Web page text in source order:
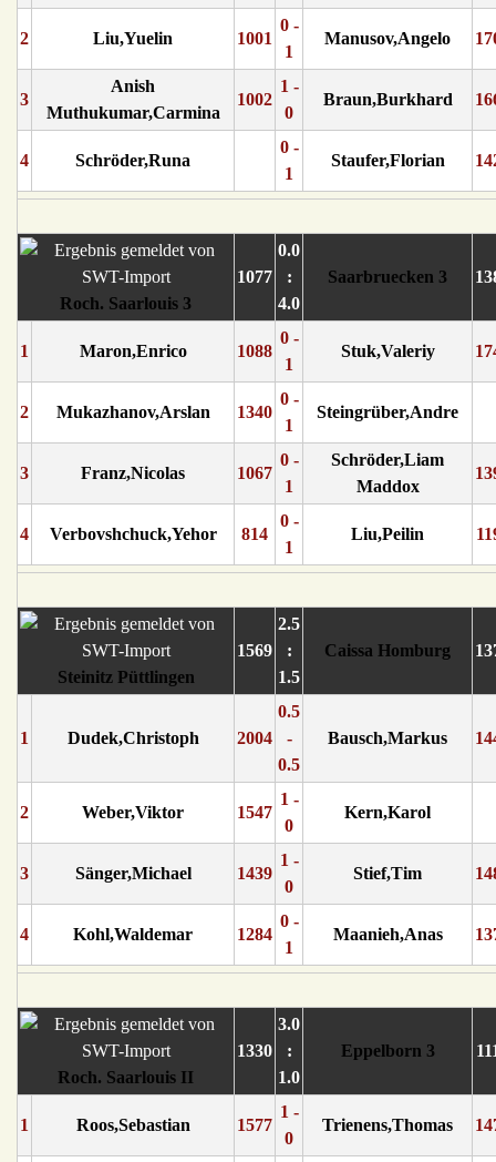
2 Liu,Yuelin 1001
0 -
1
Manusov,Angelo
3
Anish
Muthukumar,Carmina
1002
1 -
0
Braun,Burkhard
4 Schröder,Runa
0 -
1
Staufer,Florian
Roch. Saarlouis 3
1077
0.0
:
4.0
Saarbruecken 3
1 Maron,Enrico 1088
0 -
1
Stuk,Valeriy
2 Mukazhanov,Arslan 1340
0 -
1
Steingrüber,Andre
3 Franz,Nicolas 1067
0 -
1
Schröder,Liam
Maddox
4 Verbovshchuck,Yehor 814
0 -
1
Liu,Peilin
Steinitz Püttlingen
1569
2.5
:
1.5
Caissa Homburg
1 Dudek,Christoph 2004
0.5
-
0.5
Bausch,Markus
2 Weber,Viktor 1547
1 -
0
Kern,Karol
3 Sänger,Michael 1439
1 -
0
Stief,Tim
4 Kohl,Waldemar 1284
0 -
1
Maanieh,Anas
Roch. Saarlouis II
1330
3.0
:
1.0
Eppelborn 3
1 Roos,Sebastian 1577
1 -
0
Trienens,Thomas